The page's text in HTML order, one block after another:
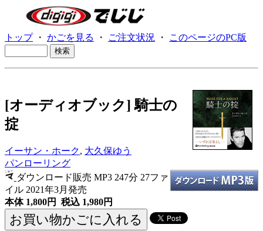
トップ・ かごを見る ・ ご注文状況 ・ このページのPC版
[オーディオブック] 騎士の
掟
イーサン・ホーク, 大久保ゆう
パンローリング
ダウンロード販売 MP3 247分 27ファ
イル 2021年3月発売
本体 1,800円 税込 1,980円